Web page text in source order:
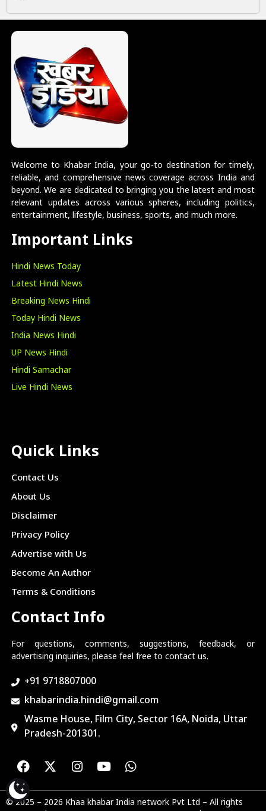
Welcome to Khabar India, your go-to destination for timely,
reliable, and comprehensive news coverage across India and
beyond. We are dedicated to bringing you the latest and most
relevant updates across various spheres, including politics,
entertainment, lifestyle, business, sports, and much more.
Important Links
Hindi News Today
Latest Hindi News
Breaking News Hindi
Today Hindi News
India News Hindi
UP News Hindi
Hindi Samachar
Live Hindi News
Quick Links
Contact Us
About Us
Disclaimer
Privacy Policy
Advertise with Us
Become An Author
Terms & Conditions
Contact Info
For questions, comments, suggestions, feedback, or
advertising inquiries, please feel free to contact us.
+91 9718807000
khabarindia.hindi@gmail.com
Wasme House, Film City, Sector 16A, Noida, Uttar
Pradesh-201301.
© 2025 – 2026 Khaa khabar India network Pvt Ltd – All rights